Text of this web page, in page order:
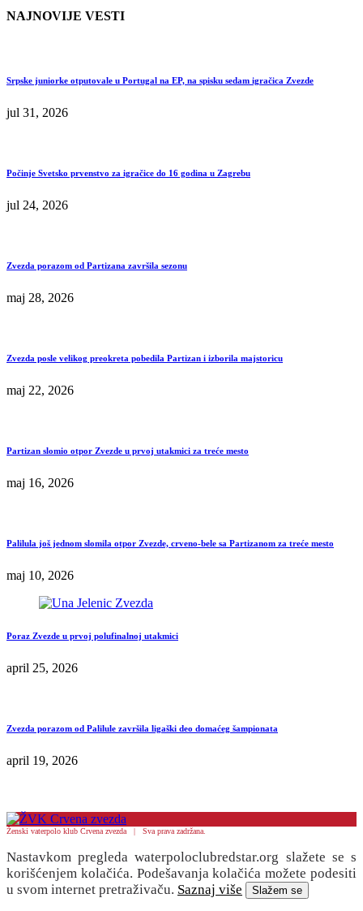
NAJNOVIJE VESTI
Srpske juniorke otputovale u Portugal na EP, na spisku sedam igračica Zvezde
jul 31, 2026
Počinje Svetsko prvenstvo za igračice do 16 godina u Zagrebu
jul 24, 2026
Zvezda porazom od Partizana završila sezonu
maj 28, 2026
Zvezda posle velikog preokreta pobedila Partizan i izborila majstoricu
maj 22, 2026
Partizan slomio otpor Zvezde u prvoj utakmici za treće mesto
maj 16, 2026
Palilula još jednom slomila otpor Zvezde, crveno-bele sa Partizanom za treće mesto
maj 10, 2026
Poraz Zvezde u prvoj polufinalnoj utakmici
april 25, 2026
Zvezda porazom od Palilule završila ligaški deo domaćeg šampionata
april 19, 2026
Ženski vaterpolo klub Crvena zvezda | Sva prava zadržana.
Nastavkom pregleda waterpoloclubredstar.org slažete se s
korišćenjem kolačića. Podešavanja kolačića možete podesiti
u svom internet pretraživaču. Saznaj više Slažem se